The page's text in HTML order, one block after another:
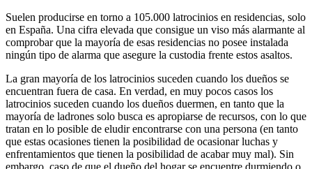
Suelen producirse en torno a 105.000 latrocinios en residencias, solo
en España. Una cifra elevada que consigue un viso más alarmante al
comprobar que la mayoría de esas residencias no posee instalada
ningún tipo de alarma que asegure la custodia frente estos asaltos.
La gran mayoría de los latrocinios suceden cuando los dueños se
encuentran fuera de casa. En verdad, en muy pocos casos los
latrocinios suceden cuando los dueños duermen, en tanto que la
mayoría de ladrones solo busca es apropiarse de recursos, con lo que
tratan en lo posible de eludir encontrarse con una persona (en tanto
que estas ocasiones tienen la posibilidad de ocasionar luchas y
enfrentamientos que tienen la posibilidad de acabar muy mal). Sin
embargo, caso de que el dueño del hogar se encuentre durmiendo o